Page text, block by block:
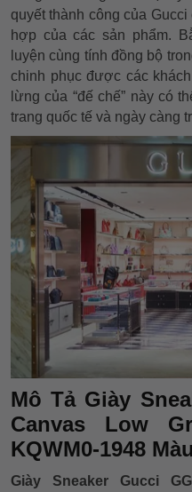
quyết thành công của
hợp của các sản phẩm.
luyện cùng tính đồng bộ
chinh phục được các
lừng của “đế chế” này có
trang quốc tế và ngày càng
Mô Tả Giày
Canvas Low
KQWM0-1948
Giày Sneaker Gucci